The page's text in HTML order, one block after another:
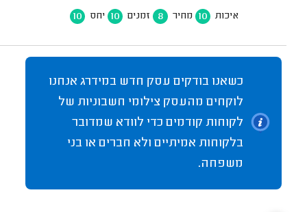
איכות 10 מחיר 8 זמנים 10 יחס 10
כשאנו בודקים עסק חדש במידרג אנחנו
לוקחים מהעסק צילומי חשבוניות של
לקוחות קודמים כדי לוודא שמדובר
בלקוחות אמיתיים ולא חברים או בני
משפחה.